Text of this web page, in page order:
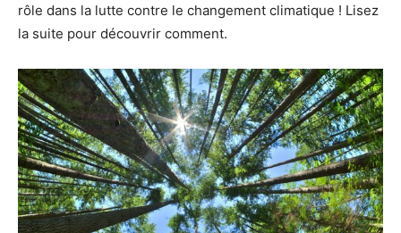
rôle dans la lutte contre le changement climatique ! Lisez
la suite pour découvrir comment.